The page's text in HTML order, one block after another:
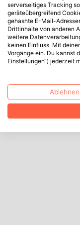
serverseitiges Tracking
geräteübergreifend
gehashte E-Mail-
Drittinhalte von anderen
weitere
keinen Einfluss. Mit
Vorgänge ein. Du kannst
Einstellungen“) jederzeit
Ablehnen